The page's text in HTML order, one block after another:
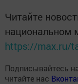
Читайте
национальном
https://max.ru/
Подписывайтесь
читайте нас